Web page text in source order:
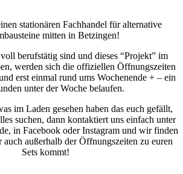
stationären Fachhandel für alternative
mitten in Betzingen!
berufstätig sind und dieses “Projekt” im
werden sich die offiziellen Öffnungszeiten
erst einmal rund ums Wochenende + – ein
unter der Woche belaufen.
im Laden gesehen haben das euch gefällt,
suchen, dann kontaktiert uns einfach unter
in Facebook oder Instagram und wir finden
außerhalb der Öffnungszeiten zu euren
Sets kommt!